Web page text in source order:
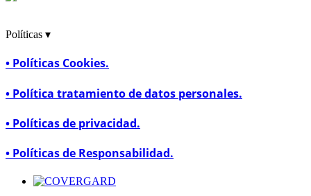
Políticas ▾
• Políticas Cookies.
• Política tratamiento de datos personales.
• Políticas de privacidad.
• Políticas de Responsabilidad.